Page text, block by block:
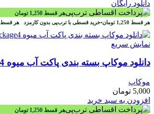
دانلود رایگان
هر قسط 1,250 تومان
هر قسط 1,250 تومان•خرید قسطی با ترب‌پی بدون کارمزد هر قسط
نمایش سریع
دانلود موکاپ بسته بندی پاکت آب میوه mockup.package4
موکاپ
5,000 تومان
افزودن به سبد خرید
هر قسط 1,250 تومان